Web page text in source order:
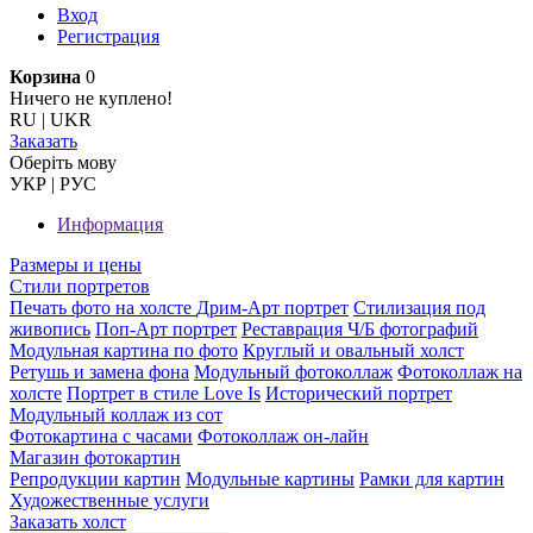
Вход
Регистрация
Корзина 0
Ничего не куплено!
RU | UKR
Заказать
Оберiть мову
УКР | РУС
Информация
Размеры и цены
Стили портретов
Печать фото на холсте Дрим-Арт портрет Стилизация под
живопись Поп-Арт портрет Реставрация Ч/Б фотографий
Модульная картина по фото Круглый и овальный холст
Ретушь и замена фона Модульный фотоколлаж Фотоколлаж на
холсте Портрет в стиле Love Is Исторический портрет
Модульный коллаж из сот
Фотокартина с часами Фотоколлаж он-лайн
Магазин фотокартин
Репродукции картин Модульные картины Рамки для картин
Художественные услуги
Заказать холст